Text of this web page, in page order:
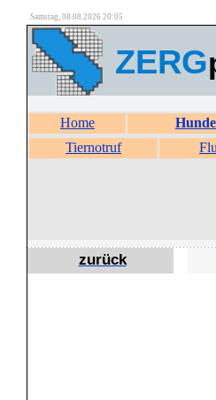
Samstag, 08.08.2026 20:05
ZERG
Home Hunde
Tiernotruf
zurück